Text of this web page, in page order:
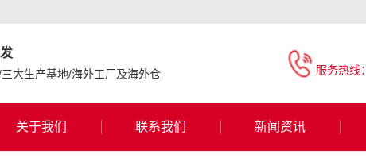
大生产基地/海外工厂及海外仓 服务热线：
关于我们 联系我们 新闻资讯